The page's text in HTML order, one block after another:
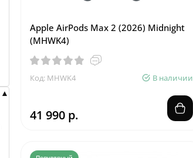
Apple AirPods Max 2 (2026) Midnight
(MHWK4)
Код: MHWK4 В наличии
41 990 р.